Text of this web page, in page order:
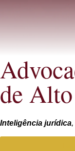
de
Inteligência jurídica,